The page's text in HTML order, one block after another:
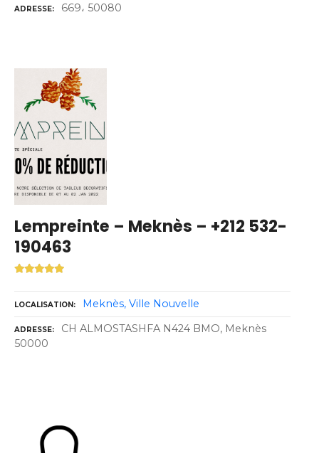
ADRESSE 669، 50080
Lempreinte – Meknès – +212 532-
190463
LOCALISATION Meknès Ville Nouvelle
ADRESSE
CH ALMOSTASHFA N424 BMO, Meknès
50000